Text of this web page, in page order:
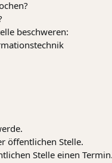
beschweren:
öffentlichen Stelle.
Stelle einen